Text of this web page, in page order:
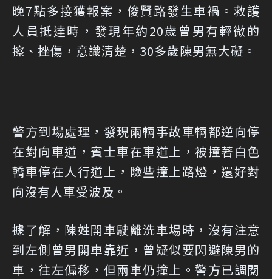
晚7點多接獲報案，俊賢路發生車禍。救護
人員抵達時，發現年約20歲曾男有輕微的
擦、挫傷，意識清楚，30多歲陳男無大礙。
警方到場處理，發現兩輛事故車輛都逆向停
在對向車道，賓士車在車道上，被撞著白色
轎車停在人行道上，險些撞上路燈，還好對
向沒有人車受波及。
據了解，陳姓開車駛離洗車場時，沒有注意
到左側曾男開車靠近，曾疑似要閃避陳男的
車，往左偏移，但兩車仍撞上。警方已調閱